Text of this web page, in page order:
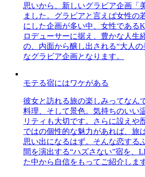
思いから、新しいグラビア企画「
ました。グラビアと言えば女性の
にした企画が多い中、女性である
ロデューサーに据え、豊かな人生
の、内面から醸し出される“大人の
なグラビア企画となります。
モテる宿にはワケがある
彼女と訪れる旅の楽しみってな
料理、そして景色。気持ちのいい
リティも大切です。さらに設えや
ではの個性的な魅力があれば、旅
思い出になるはず。そんな恋する
間を演出する“ハズさない”宿を、
た中から自信をもってご紹介します